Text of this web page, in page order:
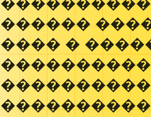
������
���� �